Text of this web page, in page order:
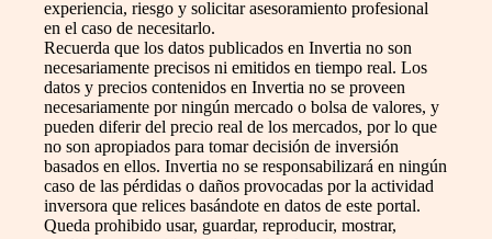
experiencia, riesgo y solicitar asesoramiento profesional
en el caso de necesitarlo.
Recuerda que los datos publicados en Invertia no son
necesariamente precisos ni emitidos en tiempo real. Los
datos y precios contenidos en Invertia no se proveen
necesariamente por ningún mercado o bolsa de valores, y
pueden diferir del precio real de los mercados, por lo que
no son apropiados para tomar decisión de inversión
basados en ellos. Invertia no se responsabilizará en ningún
caso de las pérdidas o daños provocadas por la actividad
inversora que relices basándote en datos de este portal.
Queda prohibido usar, guardar, reproducir, mostrar,